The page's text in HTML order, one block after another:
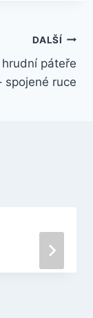
DALŠÍ
páteře
spojené ruce